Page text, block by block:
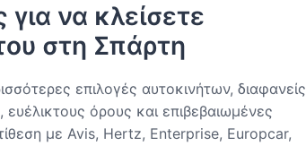
να κλείσετε
στη Σπάρτη
επιλογές αυτοκινήτων, διαφανείς
ευέλικτους όρους και επιβεβαιωμένες
με Avis, Hertz, Enterprise, Europcar,